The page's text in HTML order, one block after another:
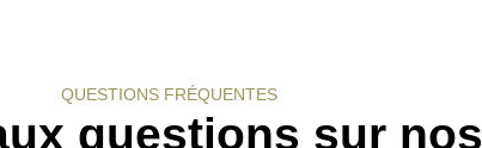
QUESTIONS FRÉQUENTES
questions sur nos